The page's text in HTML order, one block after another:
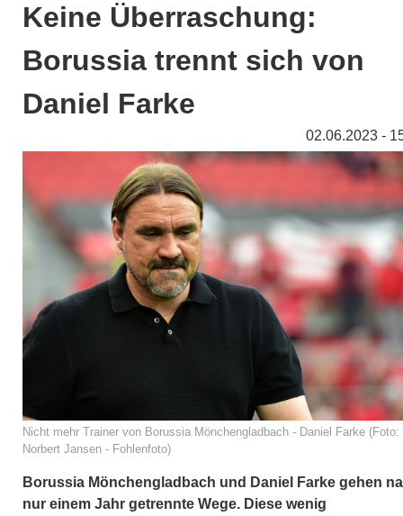
Keine Überraschung:
Borussia trennt sich von
Daniel Farke
02.06.2023 -
Nicht mehr Trainer von Borussia Mönchengladbach - Daniel Farke (Foto:
Norbert Jansen - Fohlenfoto)
Borussia Mönchengladbach und Daniel Farke gehen
nur einem Jahr getrennte Wege. Diese wenig